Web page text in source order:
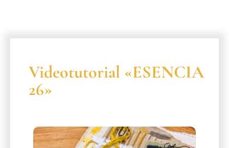
Videotutorial «ESENCIA
26»